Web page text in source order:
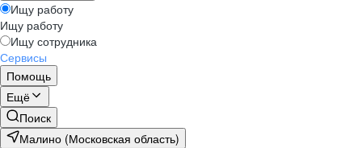
Ищу работу
Ищу работу
Ищу сотрудника
Сервисы
Помощь
Ещё
Поиск
Малино (Московская область)